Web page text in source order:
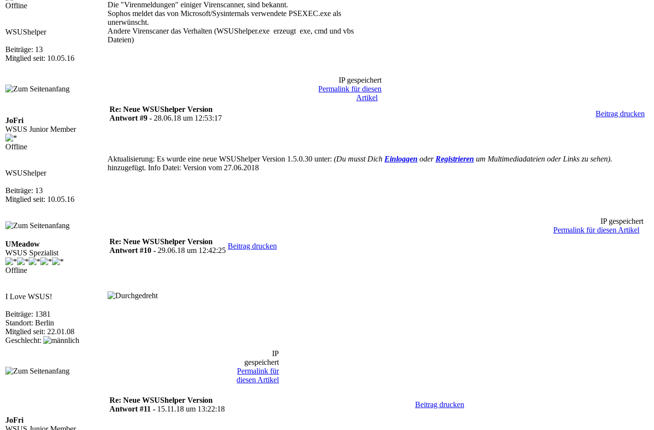
Offline
WSUShelper
Beiträge: 13
Mitglied seit: 10.05.16
Die "Virenmeldungen" einiger Virenscanner, sind bekannt.
Sophos meldet das von Microsoft/Sysinternals verwendete PSEXEC.exe als
unerwünscht.
Andere Virenscaner das Verhalten (WSUShelper.exe erzeugt exe, cmd und vbs
Dateien)
IP gespeichert
Permalink für diesen
Artikel
JoFri
WSUS Junior Member
Offline
WSUShelper
Beiträge: 13
Mitglied seit: 10.05.16
Re: Neue WSUShelper Version
Antwort #9 - 28.06.18 um 12:53:17
Beitrag drucken
Aktualisierung: Es wurde eine neue WSUShelper Version 1.5.0.30 unter: (Du musst Dich Einloggen oder Registrieren um Multimediadateien oder Links zu sehen).
hinzugefügt. Info Datei: Version vom 27.06.2018
IP gespeichert
Permalink für diesen Artikel
UMeadow
WSUS Spezialist
Offline
I Love WSUS!
Beiträge: 1381
Standort: Berlin
Mitglied seit: 22.01.08
Geschlecht:
Re: Neue WSUShelper Version
Antwort #10 - 29.06.18 um 12:42:25
Beitrag drucken
IP
gespeichert
Permalink für
diesen Artikel
JoFri
Re: Neue WSUShelper Version
Antwort #11 - 15.11.18 um 13:22:18
Beitrag drucken